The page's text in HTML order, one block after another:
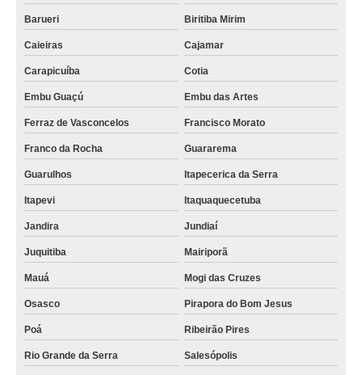
Barueri Biritiba Mirim
Caieiras Cajamar
Carapicuíba Cotia
Embu Guaçú Embu das Artes
Ferraz de Vasconcelos Francisco Morato
Franco da Rocha Guararema
Guarulhos Itapecerica da Serra
Itapevi Itaquaquecetuba
Jandira Jundiaí
Juquitiba Mairiporã
Mauá Mogi das Cruzes
Osasco Pirapora do Bom Jesus
Poá Ribeirão Pires
Rio Grande da Serra Salesópolis